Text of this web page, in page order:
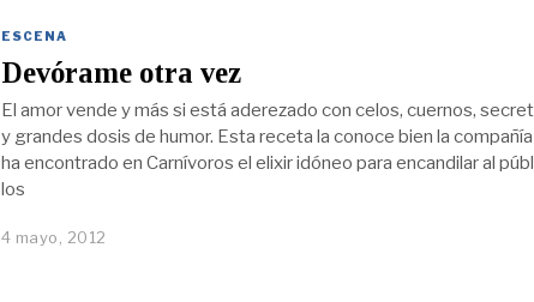
ESCENA
Devórame otra vez
El amor vende y más si está aderezado con celos, cuernos,
y grandes dosis de humor. Esta receta la conoce bien la
ha encontrado en Carnívoros el elixir idóneo para encandilar al
los
4 mayo, 2012